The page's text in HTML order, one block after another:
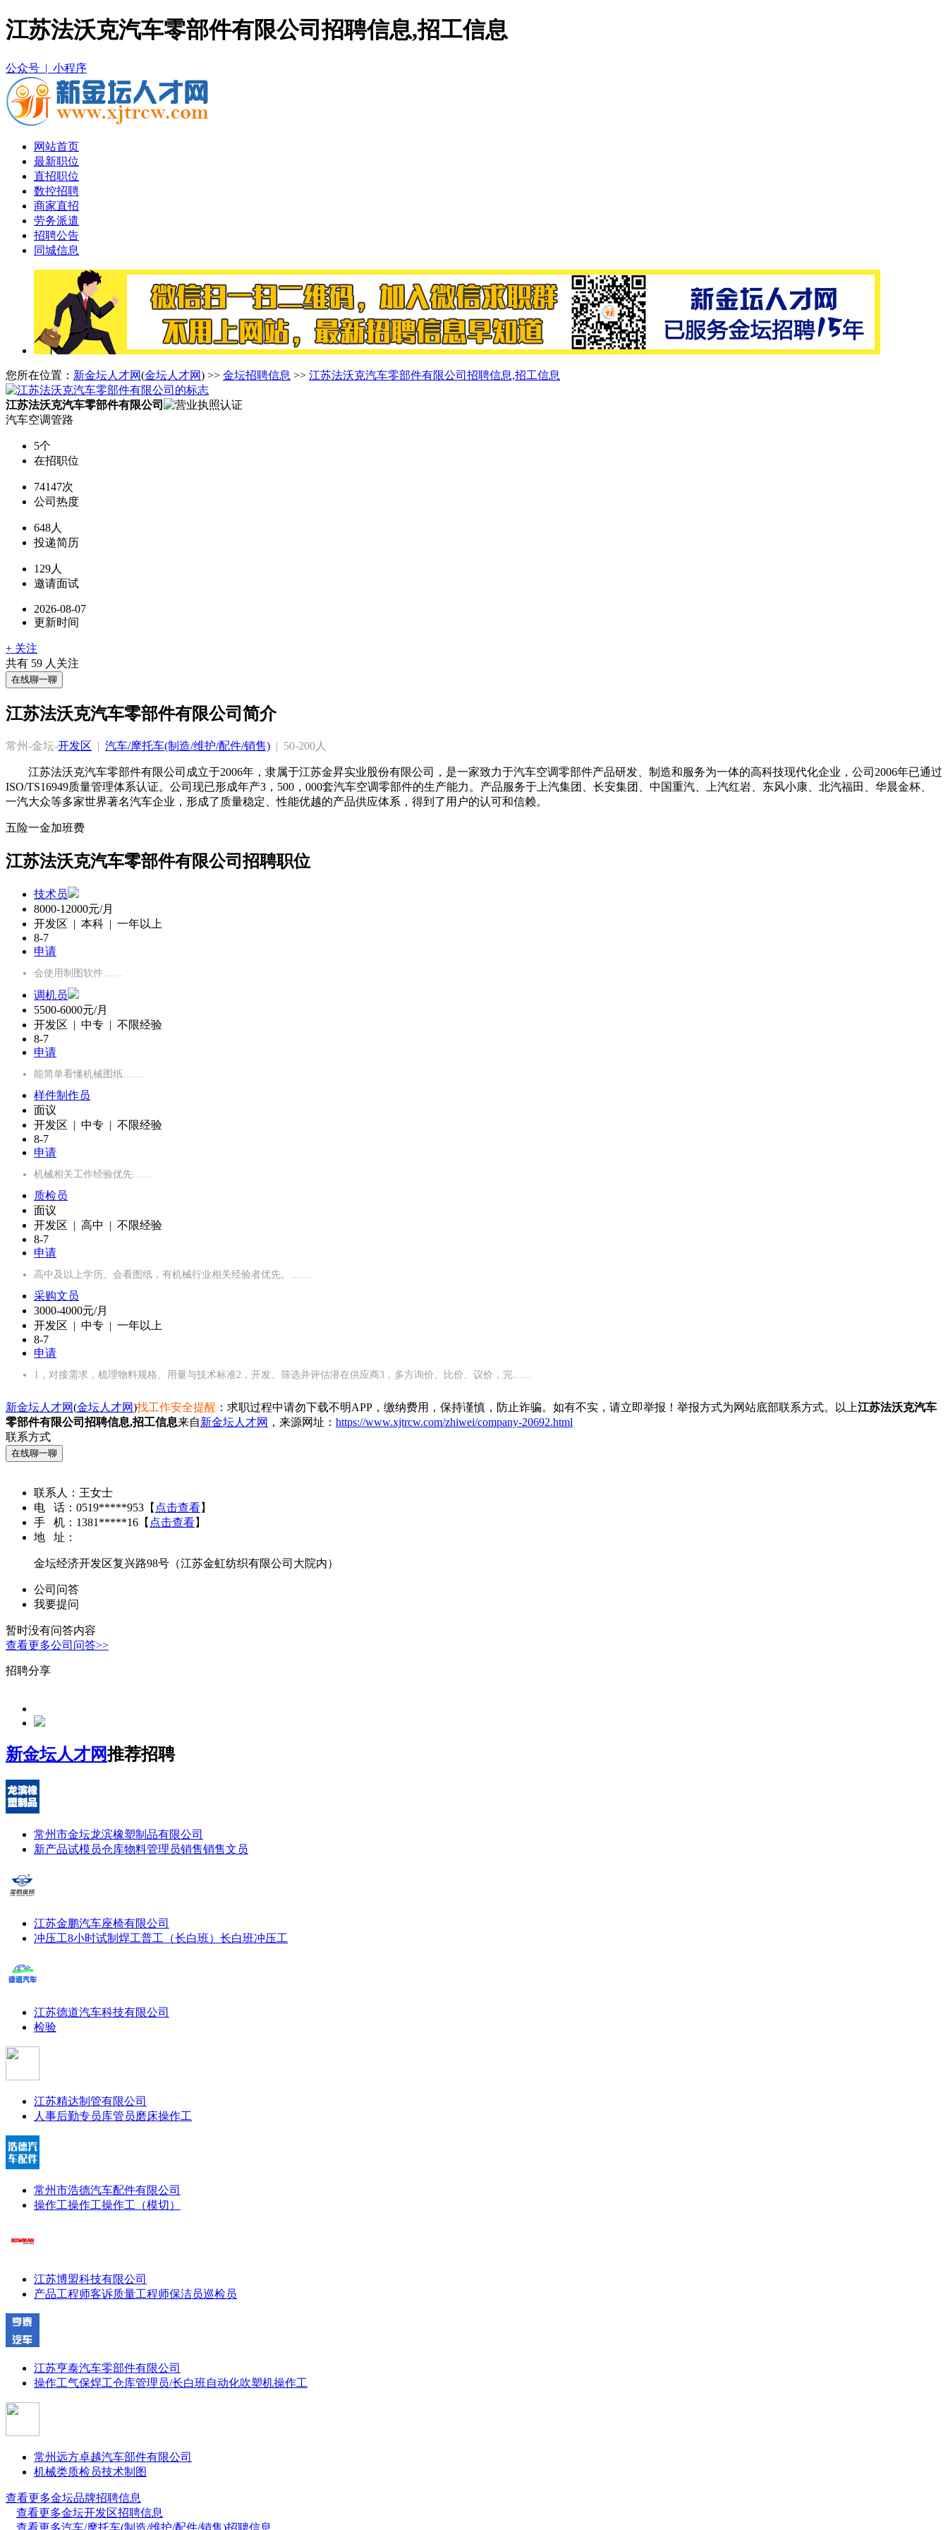
江苏法沃克汽车零部件有限公司招聘信息,招工信息
公众号 | 小程序
网站首页
最新职位
直招职位
数控招聘
商家直招
劳务派遣
招聘公告
同城信息
您所在位置： 新金坛人才网(金坛人才网) >> 金坛招聘信息 >> 江苏法沃克汽车零部件有限公司招聘信息,招工信息
江苏法沃克汽车零部件有限公司
汽车空调管路
5个
在招职位
74147次
公司热度
648人
投递简历
129人
邀请面试
2026-08-07
更新时间
+ 关注
共有 59 人关注
在线聊一聊
江苏法沃克汽车零部件有限公司简介
常州-金坛-开发区 | 汽车/摩托车(制造/维护/配件/销售) |  50-200人
江苏法沃克汽车零部件有限公司成立于2006年，隶属于江苏金昇实业股份有限公司，是一家致力于汽车空调零部件产品研发、制造和服务为一体的高科技现代化企业，公司2006年已通过
ISO/TS16949质量管理体系认证。公司现已形成年产3，500，000套汽车空调零部件的生产能力。产品服务于上汽集团、长安集团、中国重汽、上汽红岩、东风小康、北汽福田、华晨金杯、
一汽大众等多家世界著名汽车企业，形成了质量稳定、性能优越的产品供应体系，得到了用户的认可和信赖。
五险一金加班费
江苏法沃克汽车零部件有限公司招聘职位
技术员
8000-12000元/月
开发区 | 本科 | 一年以上
8-7
申请
会使用制图软件……
调机员
5500-6000元/月
开发区 | 中专 | 不限经验
8-7
申请
能简单看懂机械图纸……
样件制作员
面议
开发区 | 中专 | 不限经验
8-7
申请
机械相关工作经验优先……
质检员
面议
开发区 | 高中 | 不限经验
8-7
申请
高中及以上学历。会看图纸，有机械行业相关经验者优先。……
采购文员
3000-4000元/月
开发区 | 中专 | 一年以上
8-7
申请
1，对接需求，梳理物料规格、用量与技术标准2，开发、筛选并评估潜在供应商3，多方询价、比价、议价，完……
新金坛人才网(金坛人才网)找工作安全提醒 ：求职过程中请勿下载不明APP，缴纳费用，保持谨慎，防止诈骗。如有不实，请立即举报！举报方式为网站底部联系方式。以上江苏法沃克汽车
零部件有限公司招聘信息,招工信息来自新金坛人才网 ，来源网址： https://www.xjtrcw.com/zhiwei/company-20692.html
联系方式
在线聊一聊
联系人： 王女士
电 话： 0519*****953 【 点击查看】
手 机： 1381*****16 【 点击查看】
地 址：
金坛经济开发区复兴路98号（江苏金虹纺织有限公司大院内）
公司问答
我要提问
暂时没有问答内容
查看更多公司问答>>
招聘分享
新金坛人才网推荐招聘
常州市金坛龙滨橡塑制品有限公司
新产品试模员仓库物料管理员销售销售文员
江苏金鹏汽车座椅有限公司
冲压工8小时试制焊工普工（长白班） 长白班冲压工
江苏德道汽车科技有限公司
检验
江苏精达制管有限公司
人事后勤专员库管员磨床操作工
常州市浩德汽车配件有限公司
操作工操作工操作工（模切）
江苏博盟科技有限公司
产品工程师客诉质量工程师保洁员巡检员
江苏亨泰汽车零部件有限公司
操作工气保焊工仓库管理员/长白班自动化吹塑机操作工
常州远方卓越汽车部件有限公司
机械类质检员技术制图
查看更多金坛品牌招聘信息
查看更多金坛开发区招聘信息